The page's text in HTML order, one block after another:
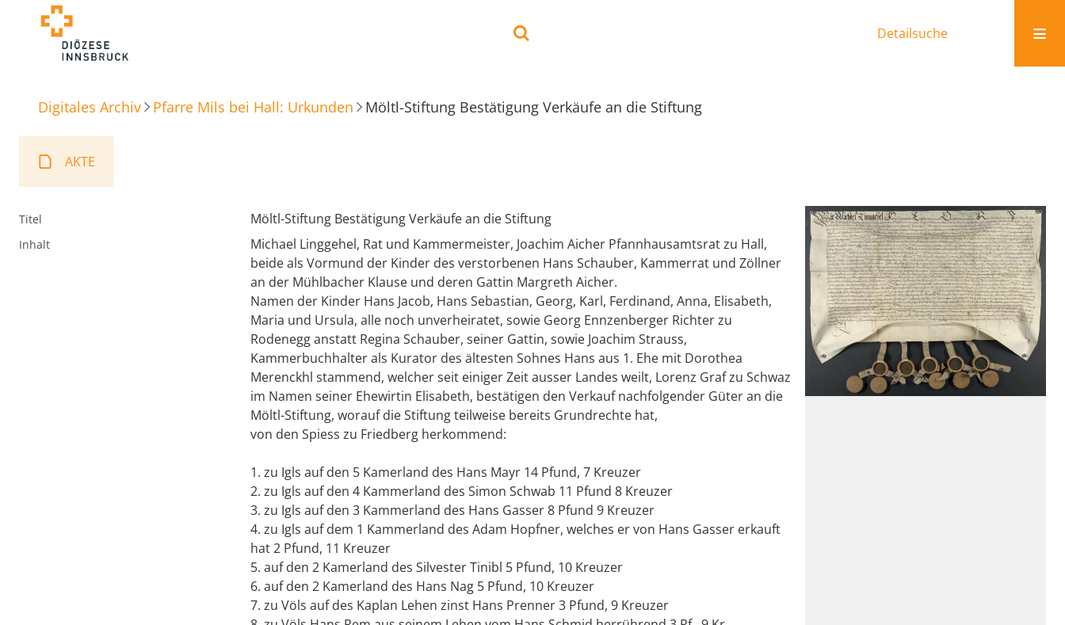
Detailsuche
Digitales Archiv Pfarre Mils bei Hall: Urkunden Möltl-Stiftung Bestätigung Verkäufe an die Stiftung
AKTE
Titel Möltl-Stiftung Bestätigung Verkäufe an die Stiftung
Inhalt
Michael Linggehel, Rat und Kammermeister, Joachim Aicher Pfannhausamtsrat zu Hall,
beide als Vormund der Kinder des verstorbenen Hans Schauber, Kammerrat und Zöllner
an der Mühlbacher Klause und deren Gattin Margreth Aicher.
Namen der Kinder Hans Jacob, Hans Sebastian, Georg, Karl, Ferdinand, Anna, Elisabeth,
Maria und Ursula, alle noch unverheiratet, sowie Georg Ennzenberger Richter zu
Rodenegg anstatt Regina Schauber, seiner Gattin, sowie Joachim Strauss,
Kammerbuchhalter als Kurator des ältesten Sohnes Hans aus 1. Ehe mit Dorothea
Merenckhl stammend, welcher seit einiger Zeit ausser Landes weilt, Lorenz Graf zu Schwaz
im Namen seiner Ehewirtin Elisabeth, bestätigen den Verkauf nachfolgender Güter an die
Möltl-Stiftung, worauf die Stiftung teilweise bereits Grundrechte hat,
von den Spiess zu Friedberg herkommend:
1. zu Igls auf den 5 Kamerland des Hans Mayr 14 Pfund, 7 Kreuzer
2. zu Igls auf den 4 Kammerland des Simon Schwab 11 Pfund 8 Kreuzer
3. zu Igls auf den 3 Kammerland des Hans Gasser 8 Pfund 9 Kreuzer
4. zu Igls auf dem 1 Kammerland des Adam Hopfner, welches er von Hans Gasser erkauft
hat 2 Pfund, 11 Kreuzer
5. auf den 2 Kamerland des Silvester Tinibl 5 Pfund, 10 Kreuzer
6. auf den 2 Kamerland des Hans Nag 5 Pfund, 10 Kreuzer
7. zu Völs auf des Kaplan Lehen zinst Hans Prenner 3 Pfund, 9 Kreuzer